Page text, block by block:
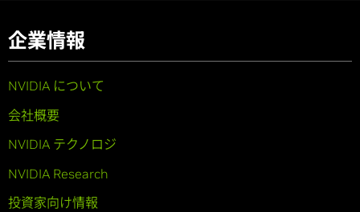
企業情報
NVIDIA について
会社概要
NVIDIA テクノロジ
NVIDIA Research
投資家向け情報